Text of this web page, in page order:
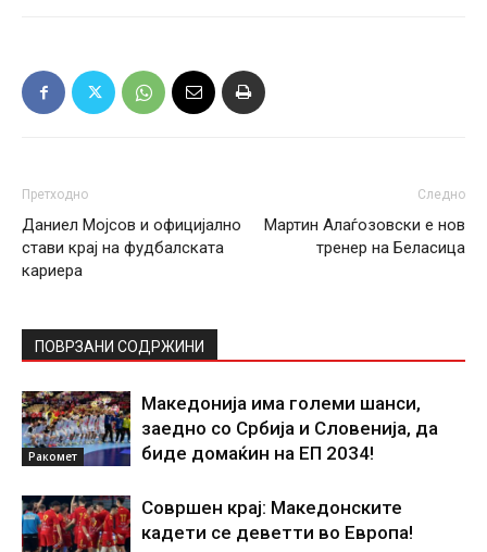
Претходно
Даниел Мојсов и официјално
стави крај на фудбалската
кариера
Следно
Мартин Алаѓозовски е нов
тренер на Беласица
ПОВРЗАНИ СОДРЖИНИ
Ракомет
Македонија има големи шанси,
заедно со Србија и Словенија, да
биде домаќин на ЕП 2034!
Совршен крај: Македонските
кадети се деветти во Европа!